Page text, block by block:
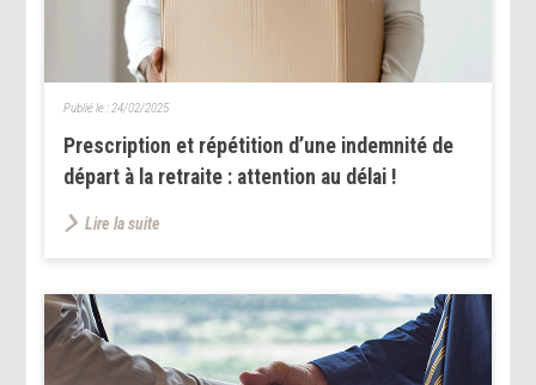
Prescription et répétition d’une indemnité de
départ à la retraite : attention au délai !
Publié le : 24/02/2025
Lire la suite